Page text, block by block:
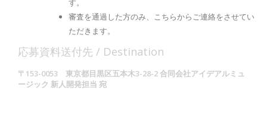
す。
審査を通過した方のみ、こちらからご連絡をさせてい
ただきます。
応募資料送付先 / Destination
〒153-0053 東京都目黒区五本木3-28-2 合同会社アイデアルミュ
ージック 新人開発担当 宛